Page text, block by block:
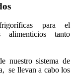
para el
alimenticios tanto
nuestro sistema de
se llevan a cabo los